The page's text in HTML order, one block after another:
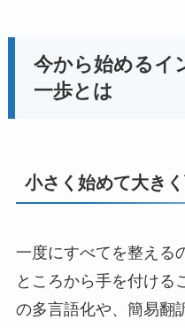
今から始めるイ
一歩とは
小さく始めて大き
一度にすべてを整える
ところから手を付ける
の多言語化や、簡易翻